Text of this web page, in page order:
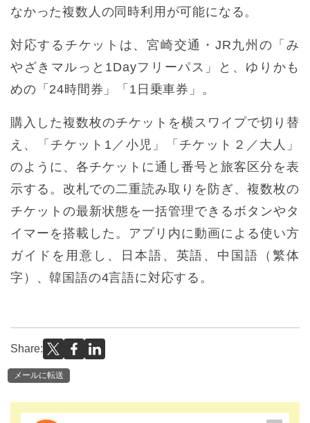
なかった複数人の同時利用が可能になる。
対応するチケットは、宮崎交通・JR九州の「み
やざきマルっと1Dayフリーパス」と、ゆりかも
めの「24時間券」「1日乗車券」。
購入した複数枚のチケットを横スワイプで切り替
え、「チケット1／小児」「チケット２／大人」
のように、各チケットに通し番号と旅客区分を表
示する。改札での二重読み取りを防ぎ、複数枚の
チケットの最新状態を一括管理できるボタンやタ
イマーを搭載した。アプリ内に動画による使い方
ガイドを用意し、日本語、英語、中国語（繁体
字）、韓国語の4言語に対応する。
Share:
メールに転送